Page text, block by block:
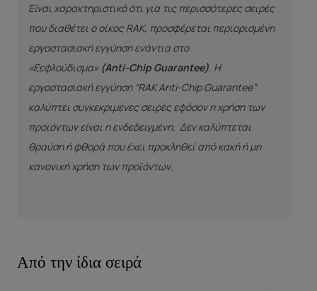
Είναι χαρακτηριστικό ότι για τις περισσότερες σειρές
που διαθέτει ο οίκος RAK, προσφέρεται περιορισμένη
εργοστασιακή εγγύηση ενάντια στο
«ξεφλούδισμα» (Anti-Chip Guarantee) . Η
εργοστασιακή εγγύηση “RAK Anti-Chip Guarantee”
καλύπτει συγκεκριμένες σειρές εφόσον η χρήση των
προϊόντων είναι η ενδεδειγμένη. Δεν καλύπτεται
θραύση ή φθορά που έχει προκληθεί από κακή ή μη
κανονική χρήση των προϊόντων.
Από την ίδια σειρά